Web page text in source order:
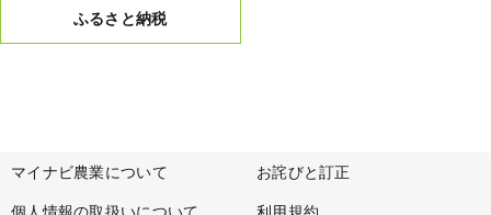
ふるさと納税
マイナビ農業について お詫びと訂正